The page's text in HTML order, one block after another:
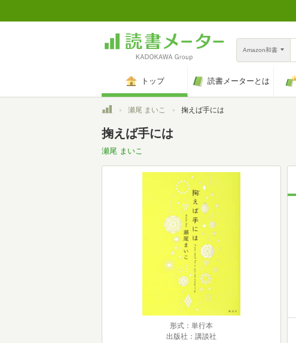
Amazon和書
トップ 読書メーターとは
トップ瀬尾 まいこ 掬えば手には
掬えば手には
瀬尾 まいこ
形式：単行本
出版社：講談社